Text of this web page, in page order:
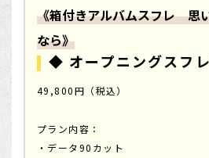
《箱付きアルバムスフレ 思
なら》
◆ オープニングスフ
49,800円（税込）
プラン内容：
・データ90カット